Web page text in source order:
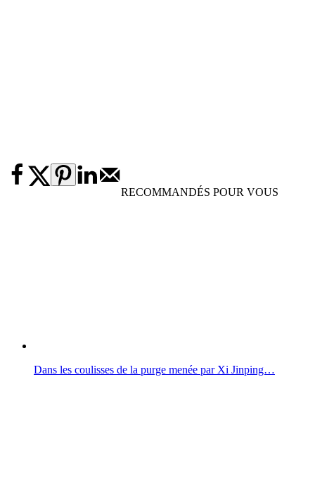
RECOMMANDÉS POUR VOUS
Dans les coulisses de la purge menée par Xi Jinping…